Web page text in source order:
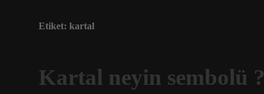
Etiket: kartal
Kartal neyin sembolü ?